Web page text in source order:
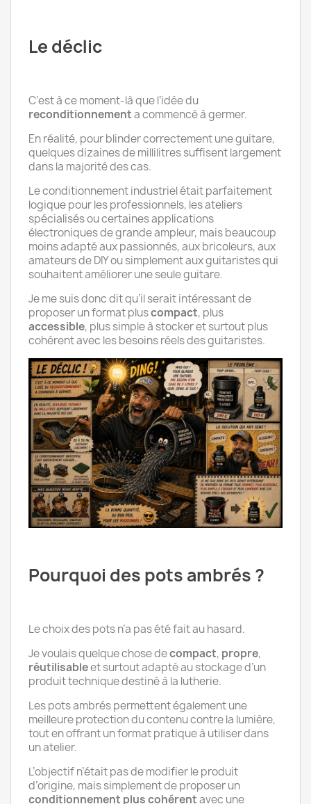
Le déclic
C’est à ce moment-là que l’idée du
reconditionnementa commencé à germer.
En réalité, pour blinder correctement une guitare,
quelques dizaines de millilitres suffisent largement
dans la majorité des cas.
Le conditionnement industriel était parfaitement
logique pour les professionnels, les ateliers
spécialisés ou certaines applications
électroniques de grande ampleur, mais beaucoup
moins adapté aux passionnés, aux bricoleurs, aux
amateurs de DIY ou simplement aux guitaristes qui
souhaitent améliorer une seule guitare.
Je me suis donc dit qu’il serait intéressant de
proposer un format pluscompact, plus
accessible, plus simple à stocker et surtout plus
cohérent avec les besoins réels des guitaristes.
Pourquoi des pots ambrés ?
Le choix des pots n’a pas été fait au hasard.
Je voulais quelque chose decompact, propre,
réutilisableet surtout adapté au stockage d’un
produit technique destiné à la lutherie.
Les pots ambrés permettent également une
meilleure protection du contenu contre la lumière,
tout en offrant un format pratique à utiliser dans
un atelier.
L’objectif n’était pas de modifier le produit
d’origine, mais simplement de proposer un
conditionnement plus cohérentavec une